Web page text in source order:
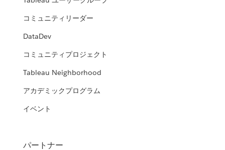
コミュニティリーダー
DataDev
コミュニティプロジェクト
Tableau Neighborhood
アカデミックプログラム
イベント
パートナー